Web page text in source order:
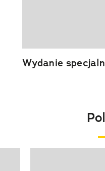
Wydanie